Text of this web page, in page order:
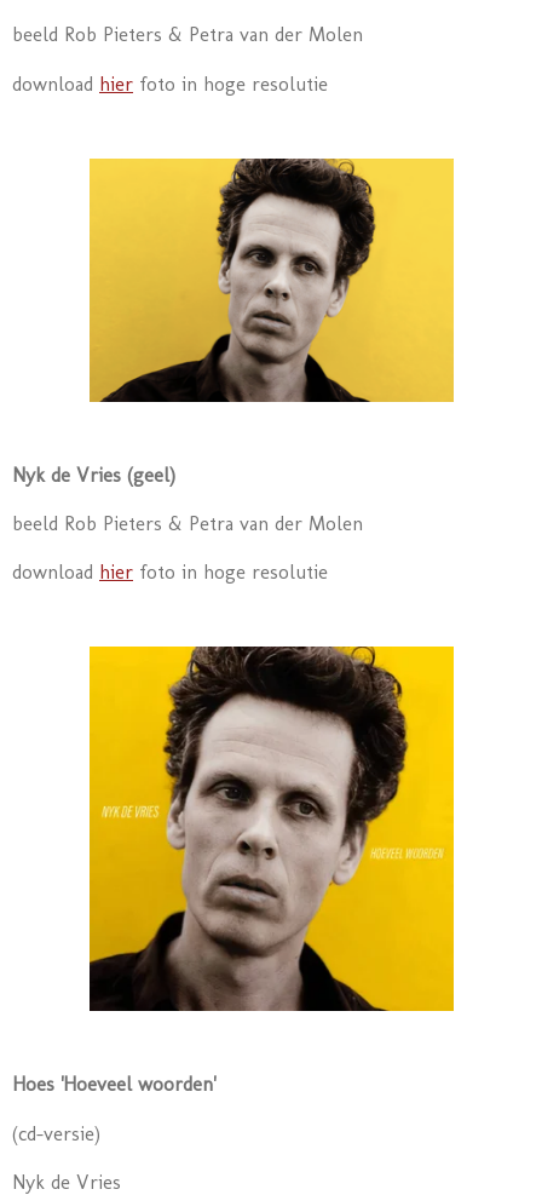
beeld Rob Pieters & Petra van der Molen
download hier foto in hoge resolutie
Nyk de Vries (geel)
beeld Rob Pieters & Petra van der Molen
download hier foto in hoge resolutie
Hoes 'Hoeveel woorden'
(cd-versie)
Nyk de Vries